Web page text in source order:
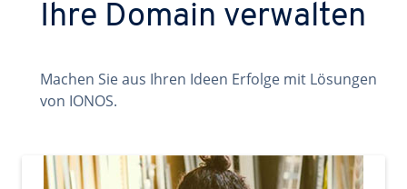
Ihre Domain verwalten
Machen Sie aus Ihren Ideen Erfolge mit Lösungen
von IONOS.